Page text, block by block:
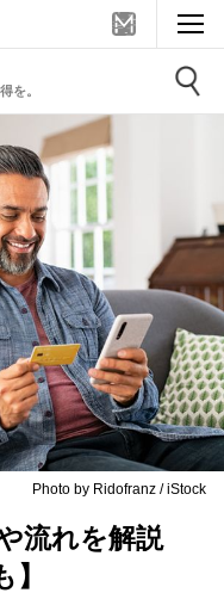
を。
Photo by Ridofranz / iStock
流れを解説